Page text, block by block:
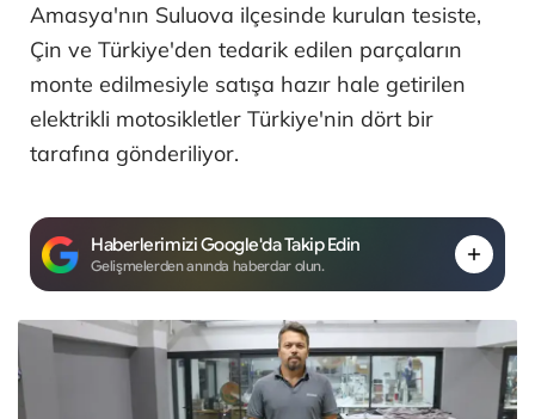
Amasya'nın Suluova ilçesinde kurulan tesiste,
Çin ve Türkiye'den tedarik edilen parçaların
monte edilmesiyle satışa hazır hale getirilen
elektrikli motosikletler Türkiye'nin dört bir
tarafına gönderiliyor.
Haberlerimizi Google'da Takip Edin
Gelişmelerden anında haberdar olun.